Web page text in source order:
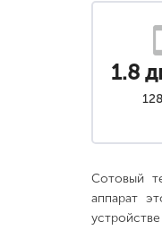
1.8
Сотовый
аппарат